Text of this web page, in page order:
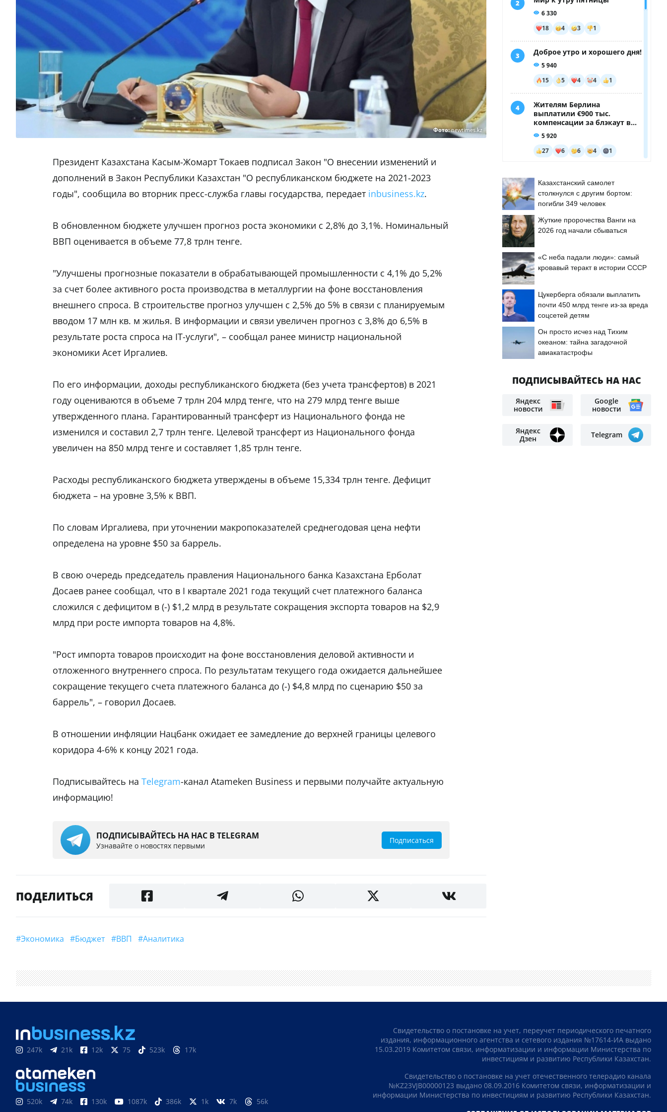
Фото:newtimes.kz
Президент Казахстана Касым-Жомарт Токаев подписал Закон "О внесении изменений и
дополнений в Закон Республики Казахстан "О республиканском бюджете на 2021-2023
годы", сообщила во вторник пресс-служба главы государства, передает inbusiness.kz.
В обновленном бюджете улучшен прогноз роста экономики с 2,8% до 3,1%. Номинальный
ВВП оценивается в объеме 77,8 трлн тенге.
"Улучшены прогнозные показатели в обрабатывающей промышленности с 4,1% до 5,2%
за счет более активного роста производства в металлургии на фоне восстановления
внешнего спроса. В строительстве прогноз улучшен с 2,5% до 5% в связи с планируемым
вводом 17 млн кв. м жилья. В информации и связи увеличен прогноз с 3,8% до 6,5% в
результате роста спроса на IT-услуги", – сообщал ранее министр национальной
экономики Асет Иргалиев.
По его информации, доходы республиканского бюджета (без учета трансфертов) в 2021
году оцениваются в объеме 7 трлн 204 млрд тенге, что на 279 млрд тенге выше
утвержденного плана. Гарантированный трансферт из Национального фонда не
изменился и составил 2,7 трлн тенге. Целевой трансферт из Национального фонда
увеличен на 850 млрд тенге и составляет 1,85 трлн тенге.
Расходы республиканского бюджета утверждены в объеме 15,334 трлн тенге. Дефицит
бюджета – на уровне 3,5% к ВВП.
По словам Иргалиева, при уточнении макропоказателей среднегодовая цена нефти
определена на уровне $50 за баррель.
В свою очередь председатель правления Национального банка Казахстана Ерболат
Досаев ранее сообщал, что в I квартале 2021 года текущий счет платежного баланса
сложился с дефицитом в (-) $1,2 млрд в результате сокращения экспорта товаров на $2,9
млрд при росте импорта товаров на 4,8%.
"Рост импорта товаров происходит на фоне восстановления деловой активности и
отложенного внутреннего спроса. По результатам текущего года ожидается дальнейшее
сокращение текущего счета платежного баланса до (-) $4,8 млрд по сценарию $50 за
баррель", – говорил Досаев.
В отношении инфляции Нацбанк ожидает ее замедление до верхней границы целевого
коридора 4-6% к концу 2021 года.
Подписывайтесь на Telegram-канал Atameken Business и первыми получайте актуальную
информацию!
ПОДПИСЫВАЙТЕСЬ НА НАС В TELEGRAM
Узнавайте о новостях первыми
Подписаться
ПОДЕЛИТЬСЯ
#Экономика #Бюджет #ВВП #Аналитика
Казахстанский самолет
столкнулся с другим бортом:
погибли 349 человек
Жуткие пророчества Ванги на
2026 год начали сбываться
«С неба падали люди»: самый
кровавый теракт в истории СССР
Цукерберга обязали выплатить
почти 450 млрд тенге из-за вреда
соцсетей детям
Он просто исчез над Тихим
океаном: тайна загадочной
авиакатастрофы
ПОДПИСЫВАЙТЕСЬ НА НАС
Яндекс
новости
Google
новости
Яндекс
Дзен
Telegram
247k 21k 12k 75 523k 17k
520k 74k 130k 1087k 386k 1k 7k 56k
Свидетельство о постановке на учет, переучет периодического печатного
издания, информационного агентства и сетевого издания №17614-ИА выдано
15.03.2019 Комитетом связи, информатизации и информации Министерства по
инвестициям и развитию Республики Казахстан.
Свидетельство о постановке на учет отечественного телерадио канала
№KZ23VJB00000123 выдано 08.09.2016 Комитетом связи, информатизации и
информации Министерства по инвестициям и развитию Республики Казахстан.